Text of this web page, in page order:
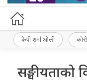
केपी शर्मा ओली
सङ्घीयताको